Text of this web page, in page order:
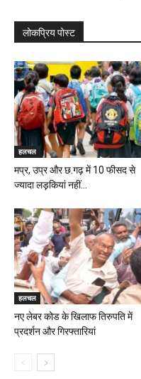
लोकप्रिय पोस्ट
हलचल
मप्र, उप्र और छ.गढ़ में 10 फीसद से
ज्यादा लड़़कियां नहीं...
हलचल
नए लेबर कोड के खिलाफ तिरुपति में
प्रदर्शन और गिरफ्तारियां